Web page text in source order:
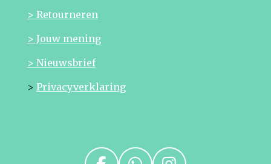
> Retourneren
> Jouw mening
> Nieuwsbrief
> Privacyverklaring